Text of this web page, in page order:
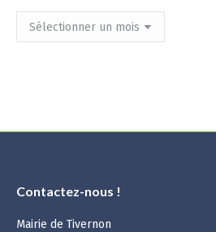
Archives
mensuelles
Contactez-nous !
Mairie de Tivernon